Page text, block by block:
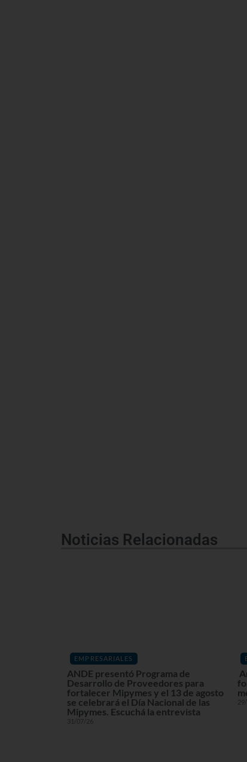
Noticias Relacionadas
EMPRESARIALES
ANDE presentó Programa de
Desarrollo de Proveedores para
fortalecer Mipymes y el 13 de agosto
se celebrará el Día Nacional de las
Mipymes. Escuchá la entrevista
31/07/26